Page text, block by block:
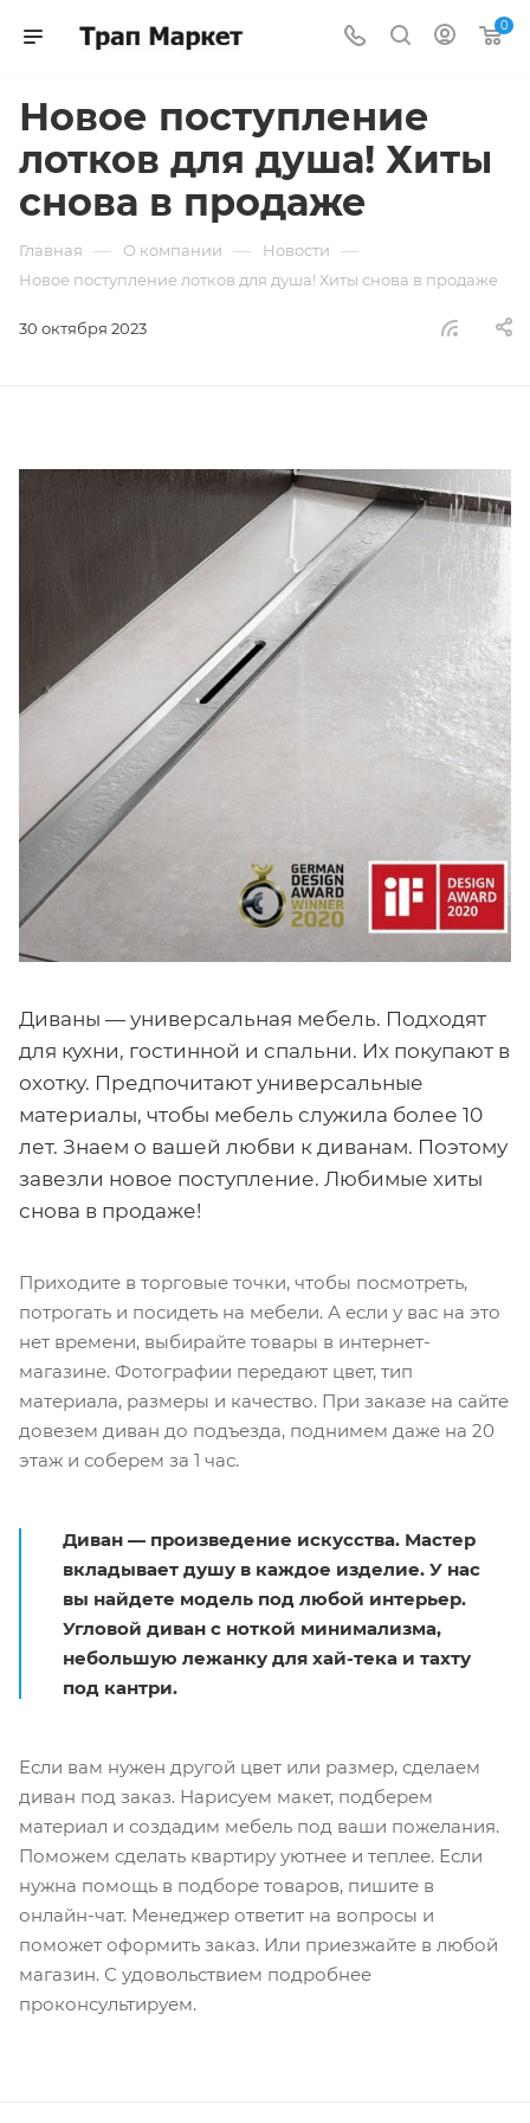
0
Новое поступление
лотков для душа! Хиты
снова в продаже
Главная — О компании — Новости —
Новое поступление лотков для душа! Хиты снова в продаже
30 октября 2023
Диваны — универсальная мебель. Подходят
для кухни, гостинной и спальни. Их покупают в
охотку. Предпочитают универсальные
материалы, чтобы мебель служила более 10
лет. Знаем о вашей любви к диванам. Поэтому
завезли новое поступление. Любимые хиты
снова в продаже!
Приходите в торговые точки, чтобы посмотреть,
потрогать и посидеть на мебели. А если у вас на это
нет времени, выбирайте товары в интернет-
магазине. Фотографии передают цвет, тип
материала, размеры и качество. При заказе на сайте
довезем диван до подъезда, поднимем даже на 20
этаж и соберем за 1 час.
Диван — произведение искусства. Мастер
вкладывает душу в каждое изделие. У нас
вы найдете модель под любой интерьер.
Угловой диван с ноткой минимализма,
небольшую лежанку для хай-тека и тахту
под кантри.
Если вам нужен другой цвет или размер, сделаем
диван под заказ. Нарисуем макет, подберем
материал и создадим мебель под ваши пожелания.
Поможем сделать квартиру уютнее и теплее. Если
нужна помощь в подборе товаров, пишите в
онлайн-чат. Менеджер ответит на вопросы и
поможет оформить заказ. Или приезжайте в любой
магазин. С удовольствием подробнее
проконсультируем.